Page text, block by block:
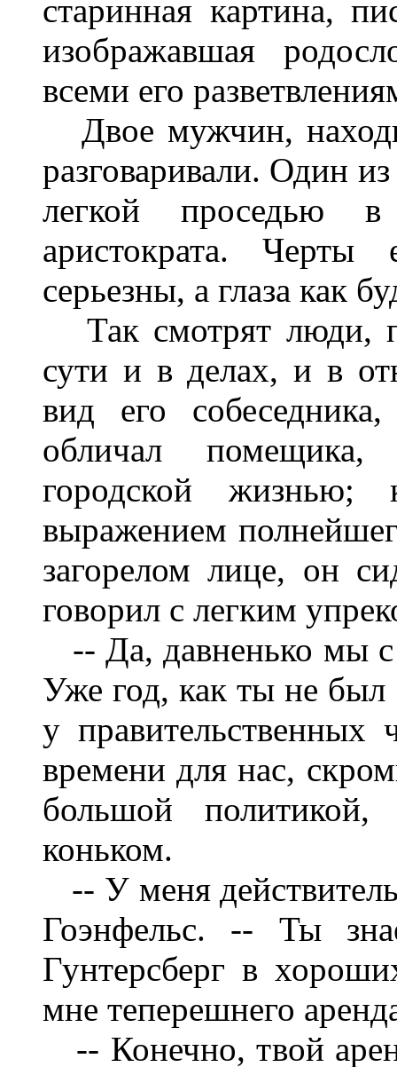
старинная картина,
изображавшая
всеми его
Двое мужчин,
разговаривали. Один
легкой проседью
аристократа.
серьезны, а глаза как
Так смотрят люди,
сути и в делах, и в
вид его
обличал
городской жизнью;
выражением
загорелом лице, он
говорил с легким
-- Да, давненько мы с
Уже год, как ты не был
у правительственных
времени для нас,
большой
коньком.
-- У меня
Гоэнфельс. -- Ты
Гунтерсберг в
мне теперешнего
-- Конечно, твой